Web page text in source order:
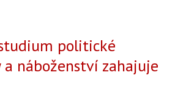
politické
náboženství zahajuje